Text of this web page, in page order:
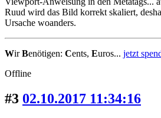
Ruud wird das Bild korrekt skaliert,
Ursache woanders.
WirBenötigen: Cents, Euros... jetzt
Offline
#3 02.10.2017 11:34:16